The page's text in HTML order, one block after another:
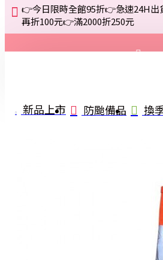
👉今日限時全館95折👉急速24H
再折100元👉滿2000折250元
註冊
新品上市 防颱備品 換